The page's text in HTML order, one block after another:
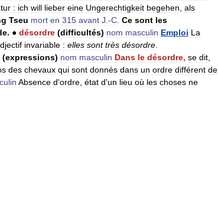
: ich will lieber eine Ungerechtigkeit begehen als
Tseu mort en 315 avant J .-C Ce sont les
. ● désordre (difficultés) nom masculin Emploi La
invariable : elles sont très désordre
(expressions) nom masculin Dans le désordre, se dit
des chevaux qui sont donnés dans un ordre différent de
Absence d'ordre état d'un lieu où les choses ne